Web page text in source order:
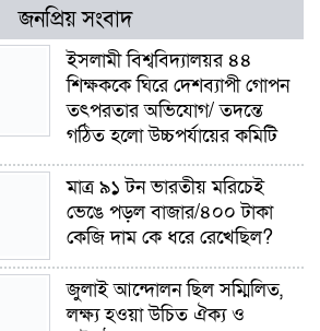
জনপ্রিয় সংবাদ
ইসলামী বিশ্ববিদ্যালয়র ৪৪
শিক্ষককে ঘিরে দেশব্যাপী গোপন
তৎপরতার অভিযোগ/ তদন্তে
গঠিত হলো উচ্চপর্যায়ের কমিটি
মাত্র ৯১ টন ভারতীয় মরিচেই
ভেঙে পড়ল বাজার/৪০০ টাকা
কেজি দাম কে ধরে রেখেছিল?
জুলাই আন্দোলন ছিল সম্মিলিত,
লক্ষ্য হওয়া উচিত ঐক্য ও